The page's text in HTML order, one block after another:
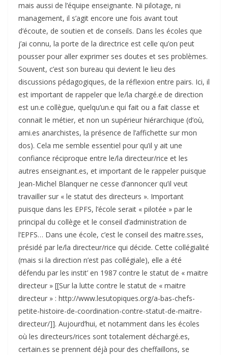
mais aussi de l’équipe enseignante. Ni pilotage, ni
management, il s’agit encore une fois avant tout
d’écoute, de soutien et de conseils. Dans les écoles que
j’ai connu, la porte de la directrice est celle qu’on peut
pousser pour aller exprimer ses doutes et ses problèmes.
Souvent, c’est son bureau qui devient le lieu des
discussions pédagogiques, de la réflexion entre pairs. Ici, il
est important de rappeler que le/la chargé.e de direction
est un.e collègue, quelqu’un.e qui fait ou a fait classe et
connait le métier, et non un supérieur hiérarchique (d’où,
ami.es anarchistes, la présence de l’affichette sur mon
dos). Cela me semble essentiel pour qu’il y ait une
confiance réciproque entre le/la directeur/rice et les
autres enseignant.es, et important de le rappeler puisque
Jean-Michel Blanquer ne cesse d’annoncer qu’il veut
travailler sur « le statut des directeurs ». Important
puisque dans les EPFS, l’école serait « pilotée » par le
principal du collège et le conseil d’administration de
l’EPFS… Dans une école, c’est le conseil des maitre.sses,
présidé par le/la directeur/rice qui décide. Cette collégialité
(mais si la direction n’est pas collégiale), elle a été
défendu par les instit’ en 1987 contre le statut de « maitre
directeur » [[Sur la lutte contre le statut de « maitre
directeur » : http://www.lesutopiques.org/a-bas-chefs-
petite-histoire-de-coordination-contre-statut-de-maitre-
directeur/]]. Aujourd’hui, et notamment dans les écoles
où les directeurs/rices sont totalement déchargé.es,
certain.es se prennent déjà pour des cheffaillons, se